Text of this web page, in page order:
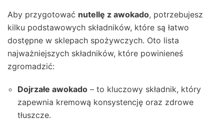
Aby przygotować nutellę z awokado, potrzebujesz
kilku podstawowych składników, które są łatwo
dostępne w sklepach spożywczych. Oto lista
najważniejszych składników, które powinieneś
zgromadzić:
Dojrzałe awokado – to kluczowy składnik, który
zapewnia kremową konsystencję oraz zdrowe
tłuszcze.